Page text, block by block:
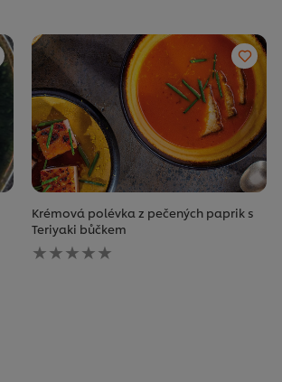
Krémová polévka z pečených paprik s
Teriyaki bůčkem
Pro
tuto